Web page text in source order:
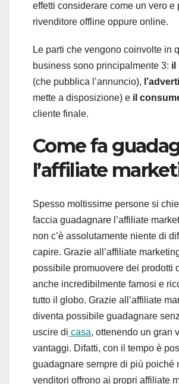
effetti considerare come un vero e
rivenditore offline oppure online.
Le parti che vengono coinvolte in
business sono principalmente 3: il
(che pubblica l’annuncio),
mette a disposizione) e il
cliente finale.
Come fa
l’affiliate
Spesso moltissime persone si
faccia guadagnare l’affiliate
non c’è assolutamente niente di
capire. Grazie all’affiliate
possibile promuovere dei prodotti
anche incredibilmente famosi e
tutto il globo. Grazie all’affiliate
diventa possibile guadagnare
uscire di casa, ottenendo un gran
vantaggi. Difatti, con il tempo è
guadagnare sempre di più poiché
venditori offrono ai propri affiliate